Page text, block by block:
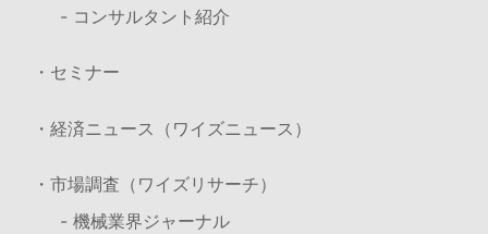
- コンサルタント紹介
・セミナー
・経済ニュース（ワイズニュース）
・市場調査（ワイズリサーチ）
- 機械業界ジャーナル